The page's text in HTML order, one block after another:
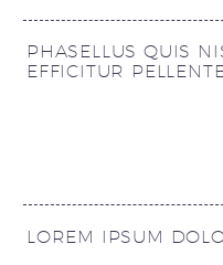
PHASELLUS QUIS
EFFICITUR
LOREM IPSUM